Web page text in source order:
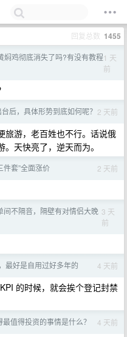
回复总数 1455
焖鸡彻底消失了吗?有没有教程1 天
前
后，具体形势到底如何呢？ 2 天前
旅游，老百姓也不行。话说俄
天快亮了，逆天而为。
件套”全面涨价 2 天前
间不隔音，隔壁有对情侣大晚 3 天
前
最好是自用过好多年的 4 天前
的时候，就会挨个登记封禁
值得投资的事情是什么？ 4 天前